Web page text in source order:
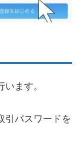
ます。
引パスワードを